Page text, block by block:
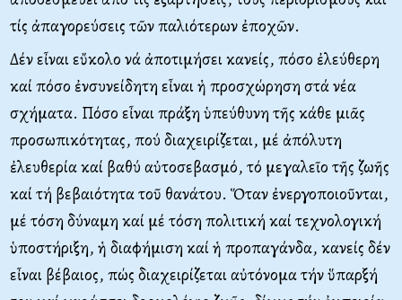
τίς ἀπαγορεύσεις τῶν παλιότερων ἐποχῶν.
Δέν εἶναι εὔκολο νά ἀποτιμήσει κανείς, πόσο ἐλεύθερη
καί πόσο ἐνσυνείδητη εἶναι ἡ προσχώρηση στά νέα
σχήματα. Πόσο εἶναι πράξη ὑπεύθυνη τῆς κάθε μιᾶς
προσωπικότητας, πού διαχειρίζεται, μέ ἀπόλυτη
ἐλευθερία καί βαθύ αὐτοσεβασμό, τό μεγαλεῖο τῆς ζωῆς
καί τή βεβαιότητα τοῦ θανάτου. Ὅταν ἐνεργοποιοῦνται,
μέ τόση δύναμη καί μέ τόση πολιτική καί τεχνολογική
ὑποστήριξη, ἡ διαφήμιση καί ἡ προπαγάνδα, κανείς δέν
εἶναι βέβαιος, πώς διαχειρίζεται αὐτόνομα τήν ὕπαρξή